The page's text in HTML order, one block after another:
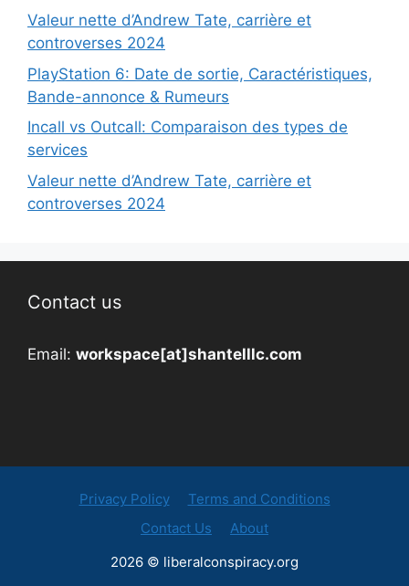
Valeur nette d’Andrew Tate, carrière et
controverses 2024
PlayStation 6: Date de sortie, Caractéristiques,
Bande-annonce & Rumeurs
Incall vs Outcall: Comparaison des types de
services
Valeur nette d’Andrew Tate, carrière et
controverses 2024
Contact us
Email: workspace[at]shantelllc.com
Privacy Policy
Terms and Conditions
Contact Us
About
2026 © liberalconspiracy.org